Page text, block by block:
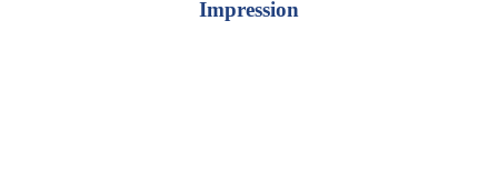
Impression